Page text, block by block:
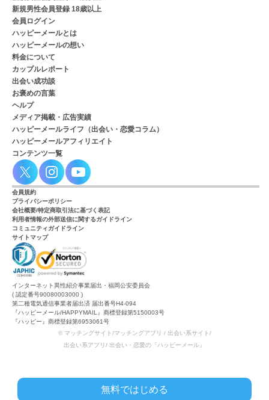
新規男性会員登録 18歳以上
会員ログイン
ハッピーメールとは
ハッピーメールの想い
料金について
カップルレポート
出会い成功談
お褒めの言葉
ヘルプ
メディア掲載・広告実績
ハッピーメールライフ（出会い・恋愛コラム）
ハッピーメールアフィリエイト
コンテンツ一覧
会員規約
プライバシーポリシー
会社概要/特定商取引法に基づく表記
利用者情報の外部送信に関するガイドライン
コミュニティガイドライン
サイトマップ
インターネット異性紹介事業届出・福岡公安委員会
( 認定番号90080003000 )
第二種電気通信事業者届出済 届出番号H4-094
『ハッピーメール/HAPPYMAIL』商標登録第5150003号
『ハッピー』商標登録第6953061号
© マッチングサイト/マッチングアプリ / 出会い系サイト/
出会い系アプリ/ 出会い・恋愛の『ハッピーメール』
無料ではじめる